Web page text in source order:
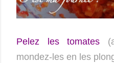
Pelez les tomates
mondez-les en les